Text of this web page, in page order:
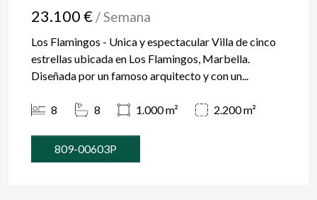
23.100 € / Semana
Los Flamingos - Unica y espectacular Villa de cinco
estrellas ubicada en Los Flamingos, Marbella.
Diseñada por un famoso arquitecto y con un...
8 8 1.000 m² 2.200 m²
809-00603P